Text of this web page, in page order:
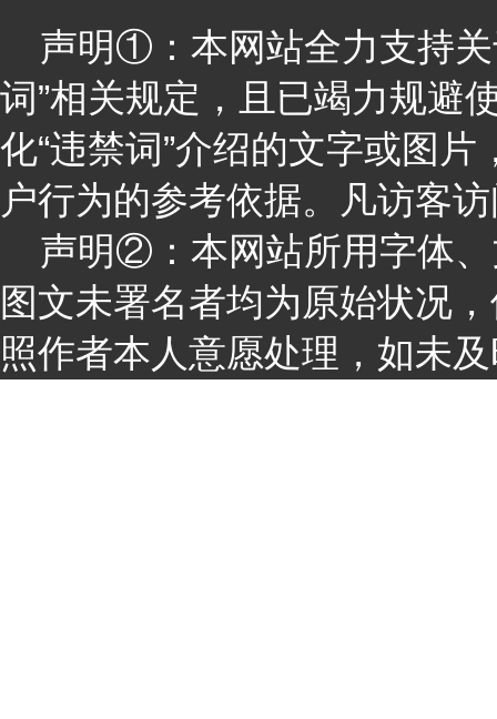
声明①：本网站全力支持关
词”相关规定，且已竭力规避
化“违禁词”介绍的文字或图
户行为的参考依据。凡访客
声明②：本网站所用字体、
图文未署名者均为原始状况
照作者本人意愿处理，如未